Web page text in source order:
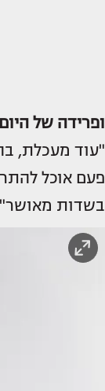
ופרידה של
"עוד מעכלת,
פעם אוכל
בשדות